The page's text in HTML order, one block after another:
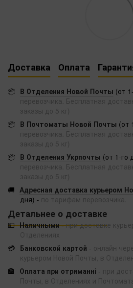
Доставка Оплата
📦 В Отделения Новой Почты (от
перевозчика. Бесплатная
заказы до 5 кг)
📦 В Почтоматы Новой Почты (от
перевозчика. Бесплатная
заказы до 5 кг)
📦 В Отделения Укрпочты (от 1-го
перевозчика. Бесплатная
заказы до 5 кг)
🚚 Адресная доставка курьером
дня) - по тарифам перевозчика.
Детальнее о доставке
💵 Наличными-при доставке
Отделениях
💳 Банковской картой - онлайн
курьером Новой Почты, в
🏦
Оплата при отриманні - при
Почты, в Отделениях и